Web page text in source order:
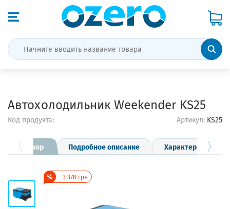
Автохолодильник Weekender KS25
Код продукта: Артикул: KS25
Обзор Подробное описание Характеристики
-3 378 грн